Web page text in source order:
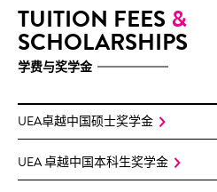
TUITION FEES &
SCHOLARSHIPS
学费与奖学金
UEA卓越中国硕士奖学金
UEA 卓越中国本科生奖学金